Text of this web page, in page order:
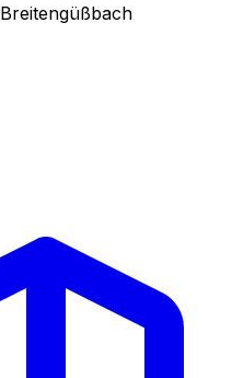
Breitengüßbach